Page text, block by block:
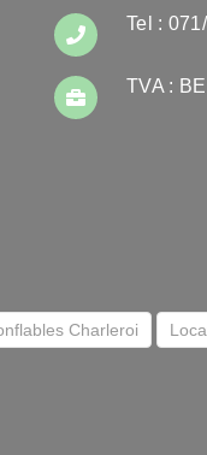
Tel :
TVA :
Charleroi